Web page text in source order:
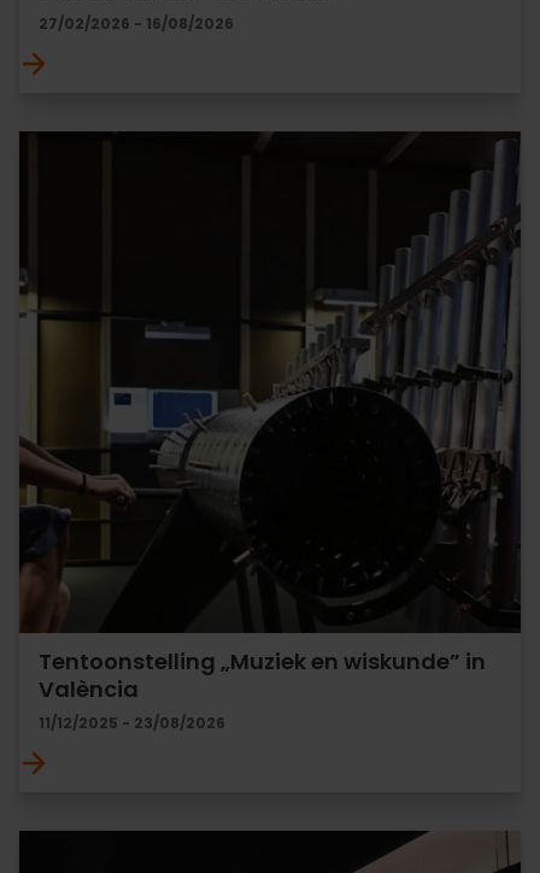
27/02/2026 - 16/08/2026
Tentoonstelling „Muziek en wiskunde” in
València
11/12/2025 - 23/08/2026